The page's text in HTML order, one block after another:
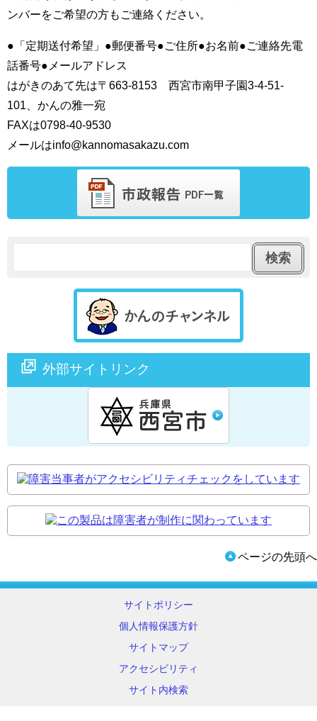
ンバーをご希望の方もご連絡ください。
●「定期送付希望」●郵便番号●ご住所●お名前●ご連絡先電
話番号●メールアドレス
はがきのあて先は〒663‐8153 西宮市南甲子園3‐4‐51‐
101、かんの雅一宛
FAXは0798‐40‐9530
メールはinfo@kannomasakazu.com
外部サイトリンク
ページの先頭へ
サイトポリシー
個人情報保護方針
サイトマップ
アクセシビリティ
サイト内検索